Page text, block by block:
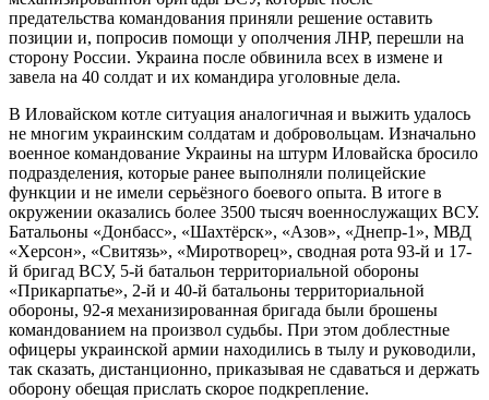
предательства командования приняли решение оставить
позиции и, попросив помощи у ополчения ЛНР, перешли на
сторону России. Украина после обвинила всех в измене и
завела на 40 солдат и их командира уголовные дела.
В Иловайском котле ситуация аналогичная и выжить удалось
не многим украинским солдатам и добровольцам. Изначально
военное командование Украины на штурм Иловайска бросило
подразделения, которые ранее выполняли полицейские
функции и не имели серьёзного боевого опыта. В итоге в
окружении оказались более 3500 тысяч военнослужащих ВСУ.
Батальоны «Донбасс», «Шахтёрск», «Азов», «Днепр-1», МВД
«Херсон», «Свитязь», «Миротворец», сводная рота 93-й и 17-
й бригад ВСУ, 5-й батальон территориальной обороны
«Прикарпатье», 2-й и 40-й батальоны территориальной
обороны, 92-я механизированная бригада были брошены
командованием на произвол судьбы. При этом доблестные
офицеры украинской армии находились в тылу и руководили,
так сказать, дистанционно, приказывая не сдаваться и держать
оборону обещая прислать скорое подкрепление.